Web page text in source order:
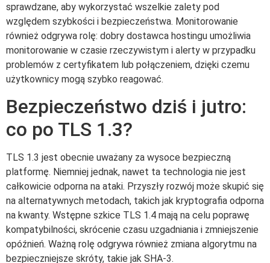
sprawdzane, aby wykorzystać wszelkie zalety pod
względem szybkości i bezpieczeństwa. Monitorowanie
również odgrywa rolę: dobry dostawca hostingu umożliwia
monitorowanie w czasie rzeczywistym i alerty w przypadku
problemów z certyfikatem lub połączeniem, dzięki czemu
użytkownicy mogą szybko reagować.
Bezpieczeństwo dziś i jutro:
co po TLS 1.3?
TLS 1.3 jest obecnie uważany za wysoce bezpieczną
platformę. Niemniej jednak, nawet ta technologia nie jest
całkowicie odporna na ataki. Przyszły rozwój może skupić się
na alternatywnych metodach, takich jak kryptografia odporna
na kwanty. Wstępne szkice TLS 1.4 mają na celu poprawę
kompatybilności, skrócenie czasu uzgadniania i zmniejszenie
opóźnień. Ważną rolę odgrywa również zmiana algorytmu na
bezpieczniejsze skróty, takie jak SHA-3.